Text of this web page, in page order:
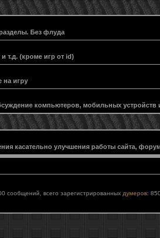
Без флуда
т.д. (кроме игр от id)
игру
компьютеров, мобильных устройств
касательно улучшения работы сайта,
сообщений, всего зарегистрированных думеров: